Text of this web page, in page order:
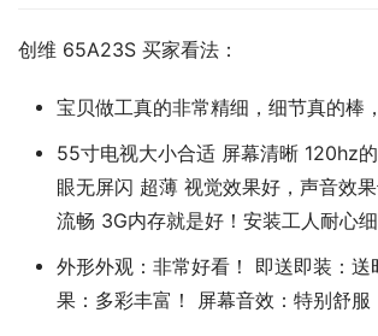
创维 65A23S 买家看法：
宝贝做工真的非常精细，细节真的棒
55寸电视大小合适 屏幕清晰 120hz
眼无屏闪 超薄 视觉效果好，声音效
流畅 3G内存就是好！安装工人耐心
外形外观：非常好看！ 即送即装：送
果：多彩丰富！ 屏幕音效：特别舒服